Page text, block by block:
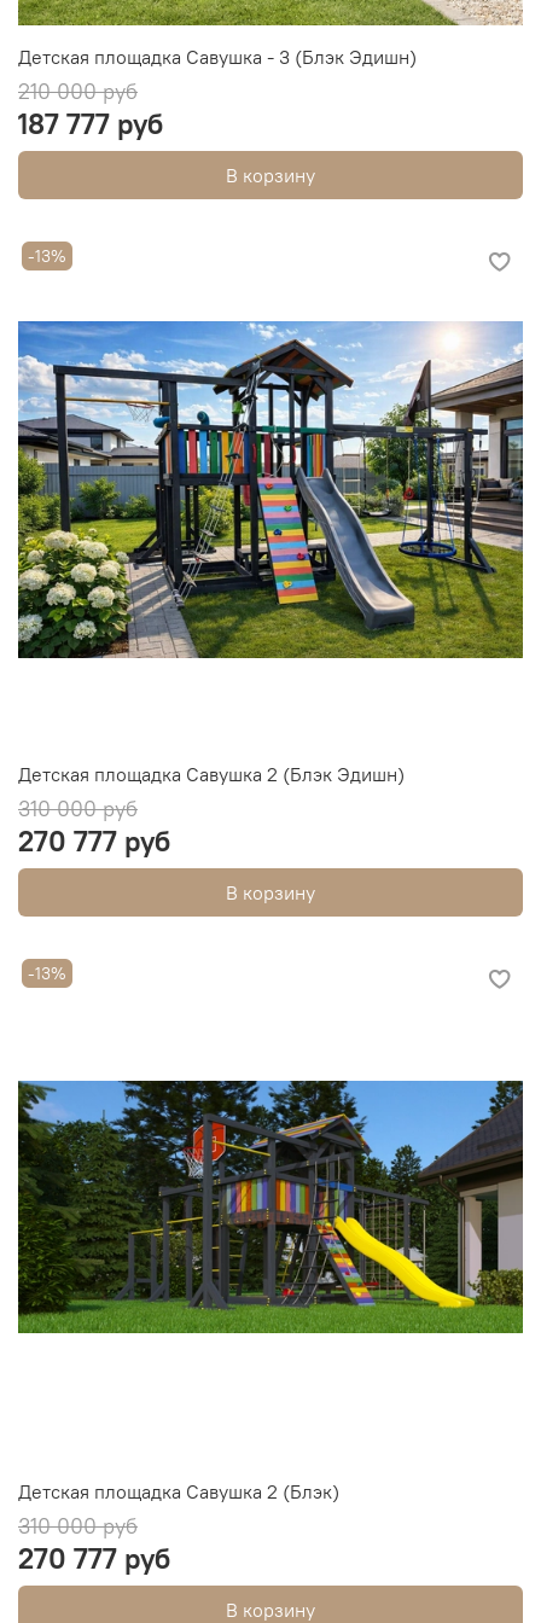
Детская площадка Савушка - 3 (Блэк Эдишн)
210 000 руб
187 777 руб
В корзину
-13%
Детская площадка Савушка 2 (Блэк Эдишн)
310 000 руб
270 777 руб
В корзину
-13%
Детская площадка Савушка 2 (Блэк)
310 000 руб
270 777 руб
В корзину